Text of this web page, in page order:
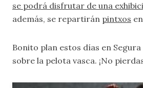
se podrá disfrutar de una
además, se repartirán pintxos
Bonito plan estos días en
sobre la pelota vasca. ¡No